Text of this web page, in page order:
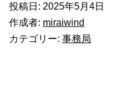
投稿日: 2025年5月4日
作成者: miraiwind
カテゴリー: 事務局